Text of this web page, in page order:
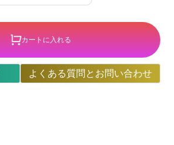
カートに入れる
よくある質問とお問い合わせ